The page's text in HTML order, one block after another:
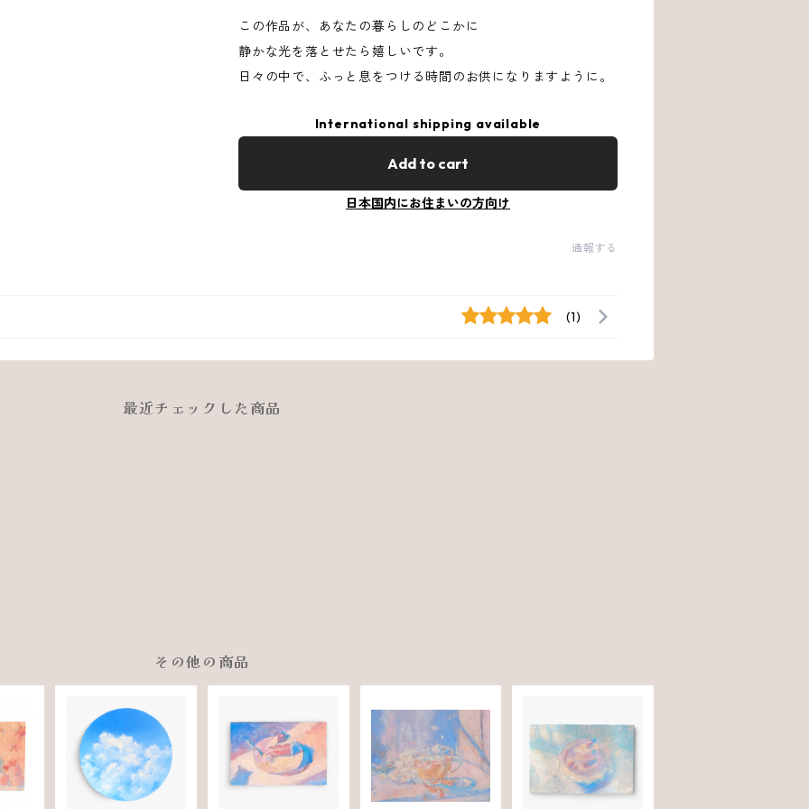
この作品が、あなたの暮らしのどこかに
静かな光を落とせたら嬉しいです。
日々の中で、ふっと息をつける時間のお供になりますように。
International shipping available
Add to cart
日本国内にお住まいの方向け
通報する
(1)
最近チェックした商品
その他の商品